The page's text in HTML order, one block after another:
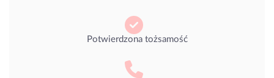
Potwierdzona tożsamość